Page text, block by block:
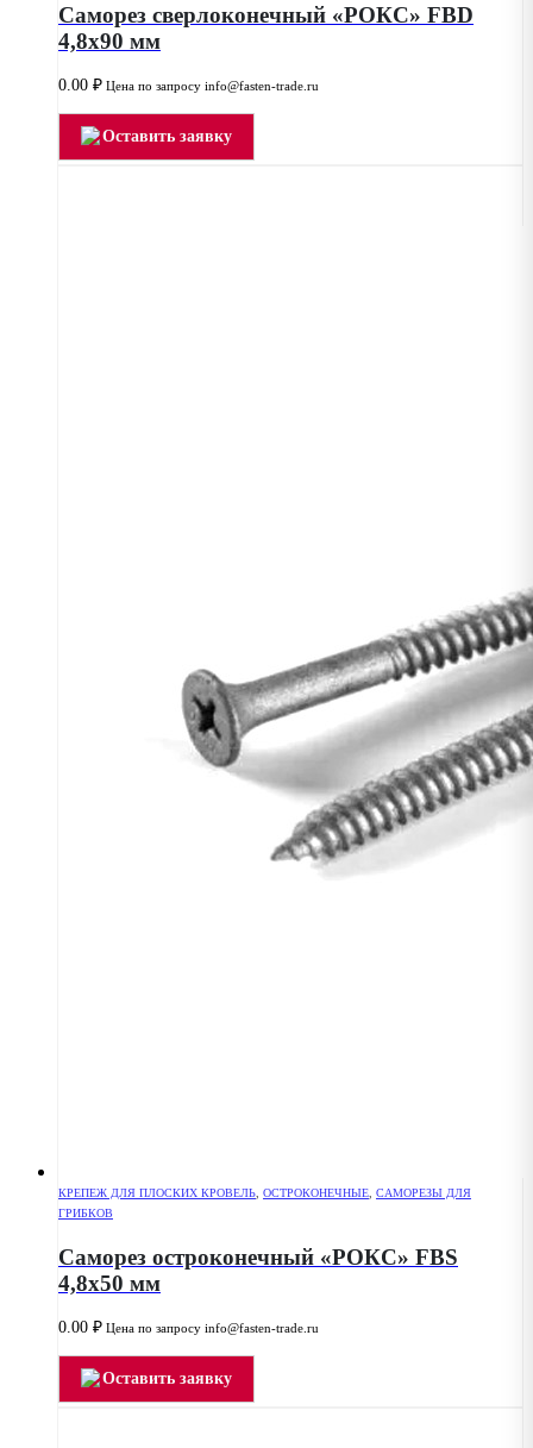
Саморез сверлоконечный «РОКС» FBD
4,8х90 мм
0.00 ₽ Цена по запросу info@fasten-trade.ru
Оставить заявку
КРЕПЕЖ ДЛЯ ПЛОСКИХ КРОВЕЛЬ ОСТРОКОНЕЧНЫЕ САМОРЕЗЫ ДЛЯ
ГРИБКОВ
Саморез остроконечный «РОКС» FBS
4,8х50 мм
0.00 ₽ Цена по запросу info@fasten-trade.ru
Оставить заявку